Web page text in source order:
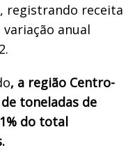
registrando receita
variação anual
, a região Centro-
toneladas de
do total